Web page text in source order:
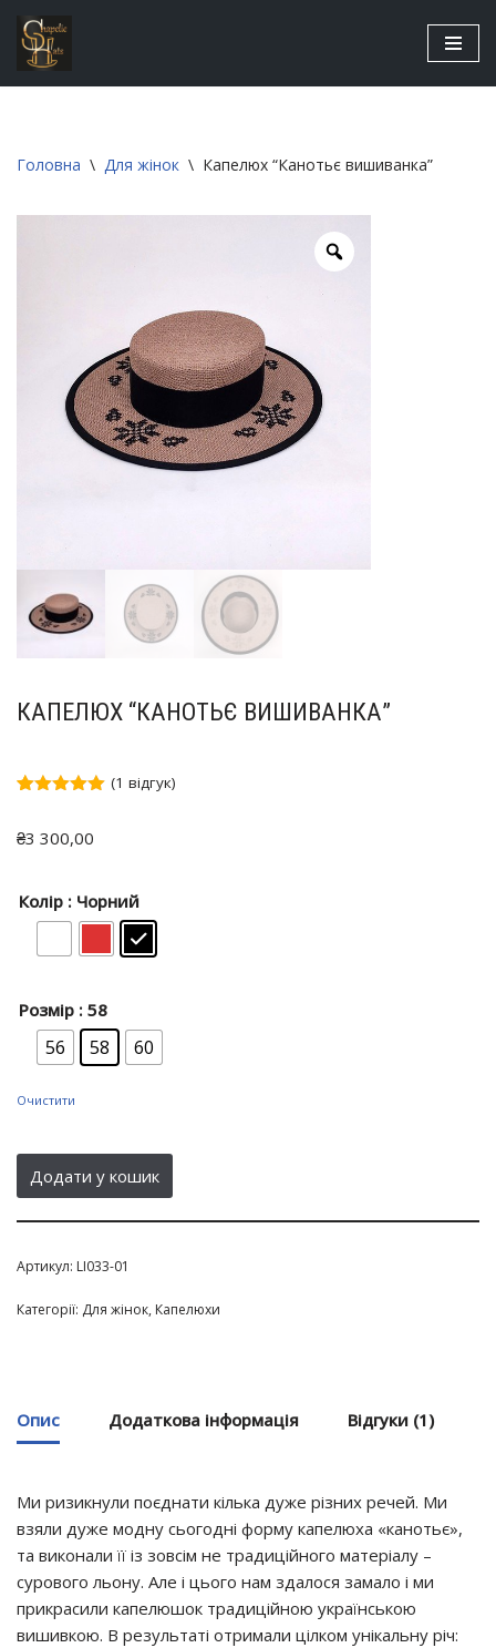
Перейти
до
Головна \ Для жінок \ Капелюх “Канотьє вишиванка”
КАПЕЛЮХ “КАНОТЬЄ ВИШИВАНКА”
основі
(1 відгук)
₴3 300,00
Колір : Чорний
Розмір : 58
56 58 60
Очистити
Додати у кошик
Артикул: LI033-01
Категорії: Для жінок, Капелюхи
Опис Додаткова інформація Відгуки (1)
Ми ризикнули поєднати кілька дуже різних речей. Ми
взяли дуже модну сьогодні форму капелюха «канотьє»,
та виконали її із зовсім не традиційного матеріалу –
сурового льону. Але і цього нам здалося замало і ми
прикрасили капелюшок традиційною українською
вишивкою. В результаті отримали цілком унікальну річ: